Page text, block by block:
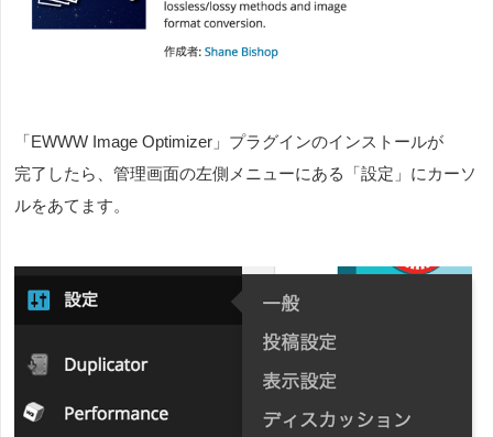
「EWWW Image Optimizer」プラグインのインストールが
完了したら、管理画面の左側メニューにある「設定」にカーソ
ルをあてます。